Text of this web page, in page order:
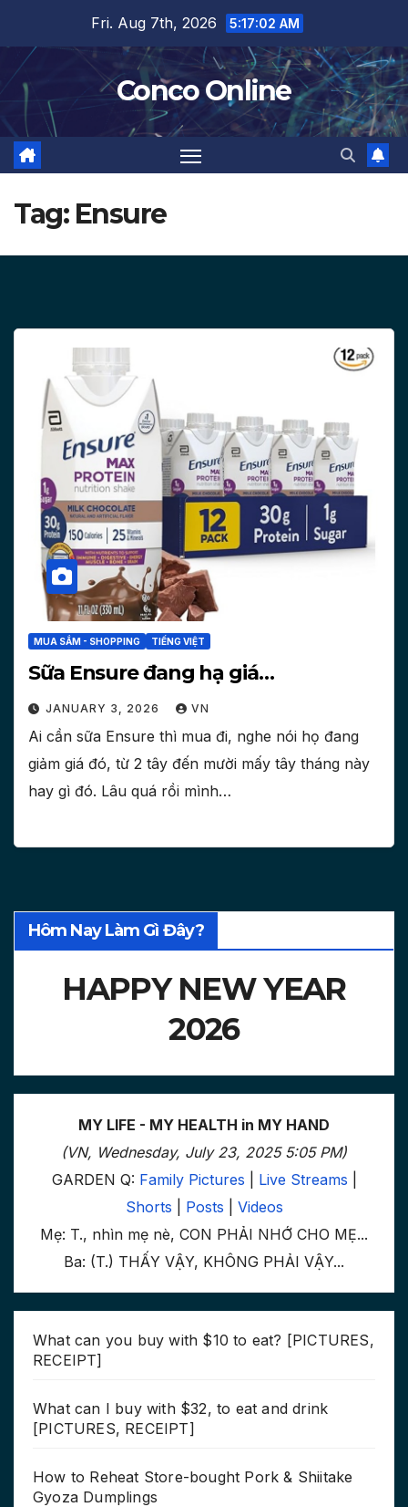
content
Fri. Aug 7th, 2026 5:17:03 AM
Conco Online
Tag: Ensure
MUA SẮM - SHOPPING TIẾNG VIỆT
Sữa Ensure đang hạ giá…
JANUARY 3, 2026 VN
Ai cần sữa Ensure thì mua đi, nghe nói họ đang
giảm giá đó, từ 2 tây đến mười mấy tây tháng này
hay gì đó. Lâu quá rồi mình…
Hôm Nay Làm Gì Đây?
HAPPY NEW YEAR
2026
MY LIFE - MY HEALTH in MY HAND
(VN, Wednesday, July 23, 2025 5:05 PM)
GARDEN Q: Family Pictures Live Streams
Shorts
Posts
Videos
Mẹ: T., nhìn mẹ nè, CON PHẢI NHỚ CHO MẸ...
Ba: (T.) THẤY VẬY, KHÔNG PHẢI VẬY...
What can you buy with $10 to eat? [PICTURES,
RECEIPT]
What can I buy with $32, to eat and drink
[PICTURES, RECEIPT]
How to Reheat Store-bought Pork & Shiitake
Gyoza Dumplings